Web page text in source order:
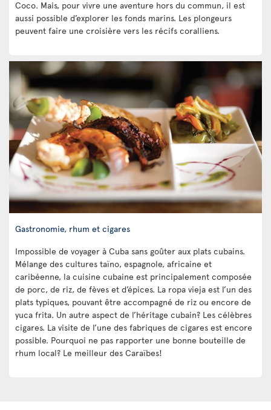
Coco. Mais, pour vivre une aventure hors du commun, il est
aussi possible d’explorer les fonds marins. Les plongeurs
peuvent faire une croisière vers les récifs coralliens.
Gastronomie, rhum et cigares
Impossible de voyager à Cuba sans goûter aux plats cubains.
Mélange des cultures taïno, espagnole, africaine et
caribéenne, la cuisine cubaine est principalement composée
de porc, de riz, de fèves et d’épices. La ropa vieja est l’un des
plats typiques, pouvant être accompagné de riz ou encore de
yuca frita. Un autre aspect de l’héritage cubain? Les célèbres
cigares. La visite de l’une des fabriques de cigares est encore
possible. Pourquoi ne pas rapporter une bonne bouteille de
rhum local? Le meilleur des Caraïbes!